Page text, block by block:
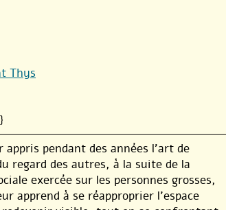
Thys
appris pendant des années l’art de
regard des autres, à la suite de la
exercée sur les personnes grosses,
apprend à se réapproprier l’espace